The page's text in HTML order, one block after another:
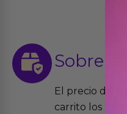
Sobre el
El precio del
carrito los